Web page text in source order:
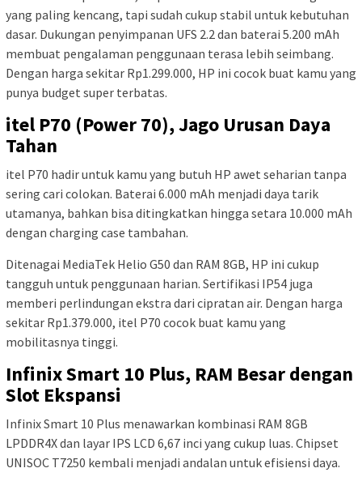
yang paling kencang, tapi sudah cukup stabil untuk kebutuhan
dasar. Dukungan penyimpanan UFS 2.2 dan baterai 5.200 mAh
membuat pengalaman penggunaan terasa lebih seimbang.
Dengan harga sekitar Rp1.299.000, HP ini cocok buat kamu yang
punya budget super terbatas.
itel P70 (Power 70), Jago Urusan Daya
Tahan
itel P70 hadir untuk kamu yang butuh HP awet seharian tanpa
sering cari colokan. Baterai 6.000 mAh menjadi daya tarik
utamanya, bahkan bisa ditingkatkan hingga setara 10.000 mAh
dengan charging case tambahan.
Ditenagai MediaTek Helio G50 dan RAM 8GB, HP ini cukup
tangguh untuk penggunaan harian. Sertifikasi IP54 juga
memberi perlindungan ekstra dari cipratan air. Dengan harga
sekitar Rp1.379.000, itel P70 cocok buat kamu yang
mobilitasnya tinggi.
Infinix Smart 10 Plus, RAM Besar dengan
Slot Ekspansi
Infinix Smart 10 Plus menawarkan kombinasi RAM 8GB
LPDDR4X dan layar IPS LCD 6,67 inci yang cukup luas. Chipset
UNISOC T7250 kembali menjadi andalan untuk efisiensi daya.